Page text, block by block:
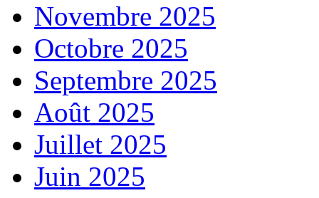
Novembre 2025
Octobre 2025
Septembre 2025
Août 2025
Juillet 2025
Juin 2025